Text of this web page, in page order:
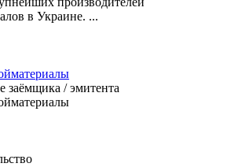
в Украине. ...
заёмщика / эмитента